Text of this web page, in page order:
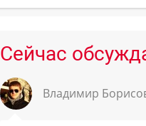
Сейчас
Владимир